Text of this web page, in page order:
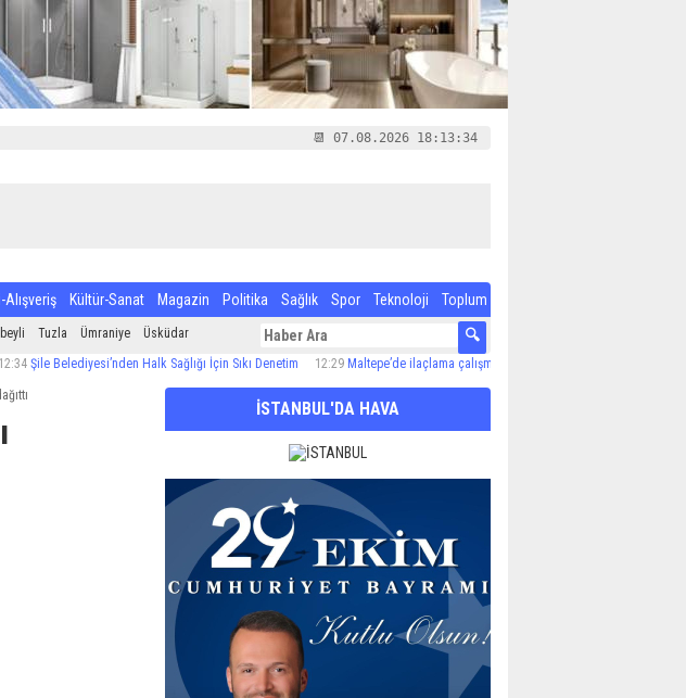
📆 07.08.2026 18:13:35
Alışveriş Kültür-Sanat Magazin Politika Sağlık Spor Teknoloji Toplum
Tuzla Ümraniye
Üsküdar
Belediyesi’nden Halk Sağlığı İçin Sıkı Denetim 12:29 Maltepe’de ilaçlama çalışmaları sürüyor
İSTANBUL'DA HAVA